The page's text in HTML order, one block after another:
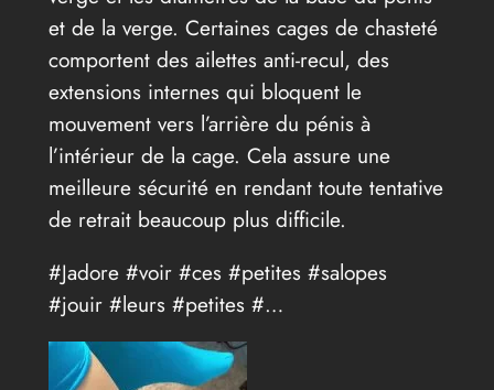
et de la verge. Certaines cages de chasteté
comportent des ailettes anti-recul, des
extensions internes qui bloquent le
mouvement vers l’arrière du pénis à
l’intérieur de la cage. Cela assure une
meilleure sécurité en rendant toute tentative
de retrait beaucoup plus difficile.
#Jadore #voir #ces #petites #salopes
#jouir #leurs #petites #…